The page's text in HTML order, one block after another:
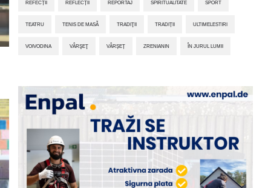
REFECȚII REFLECȚII REPORTAJ SPIRITUALITATE SPORT
TEATRU TENIS DE MASĂ TRADIŢII TRADIȚII ULTIMELESTIRI
VOIVODINA VÂRŞEŢ VÂRȘEȚ ZRENIANIN ÎN JURUL LUMII